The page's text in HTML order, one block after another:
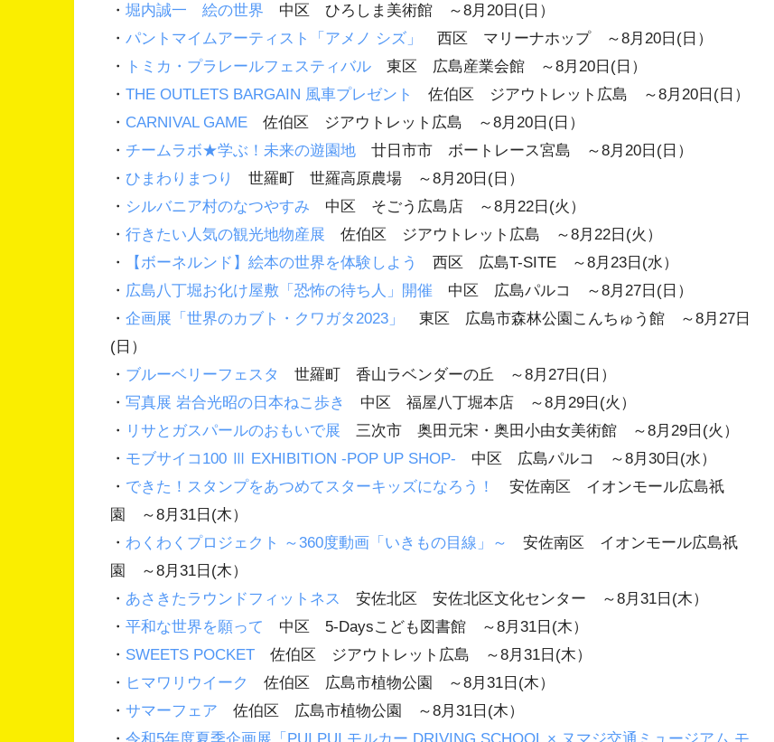
・ 堀内誠一 絵の世界 中区 ひろしま美術館 ～8月20日(日）
・ パントマイムアーティスト「アメノ シズ」
西区 マリーナホップ ～8月20日(日）
・
トミカ・プラレールフェスティバル 東区 広島産業会館 ～8月20日(日）
・ THE OUTLETS BARGAIN 風車プレゼント
佐伯区 ジアウトレット広島 ～8月20日(日）
・ CARNIVAL GAME 佐伯区 ジアウトレット広島 ～8月20日(日）
・ チームラボ★学ぶ！未来の遊園地 廿日市市 ボートレース宮島 ～8月20日(日）
・ ひまわりまつり
世羅町 世羅高原農場 ～8月20日(日）
・ シルバニア村のなつやすみ 中区 そごう広島店 ～8月22日(火）
・ 行きたい人気の観光地物産展 佐伯区 ジアウトレット広島 ～8月22日(火）
・
【ボーネルンド】絵本の世界を体験しよう
西区 広島T-SITE ～8月23日(水）
・ 広島八丁堀お化け屋敷「恐怖の待ち人」開催 中区 広島パルコ ～8月27日(日）
・ 企画展「世界のカブト・クワガタ2023」
東区 広島市森林公園こんちゅう館 ～8月27日
(日）
・ ブルーベリーフェスタ
世羅町 香山ラベンダーの丘 ～8月27日(日）
・ 写真展 岩合光昭の日本ねこ歩き
中区 福屋八丁堀本店 ～8月29日(火）
・ リサとガスパールのおもいで展 三次市 奥田元宋・奥田小由女美術館 ～8月29日(火）
・ モブサイコ100 Ⅲ EXHIBITION -POP UP SHOP- 中区 広島パルコ ～8月30日(水）
・ できた！スタンプをあつめてスターキッズになろう！
安佐南区 イオンモール広島祇
園 ～8月31日(木）
・ わくわくプロジェクト ～360度動画「いきもの目線」～
安佐南区 イオンモール広島祇
園 ～8月31日(木）
・ あさきたラウンドフィットネス
安佐北区 安佐北区文化センター ～8月31日(木）
・ 平和な世界を願って
中区 5-Daysこども図書館 ～8月31日(木）
・ SWEETS POCKET 佐伯区 ジアウトレット広島 ～8月31日(木）
・ ヒマワリウイーク
佐伯区 広島市植物公園 ～8月31日(木）
・ サマーフェア 佐伯区 広島市植物公園 ～8月31日(木）